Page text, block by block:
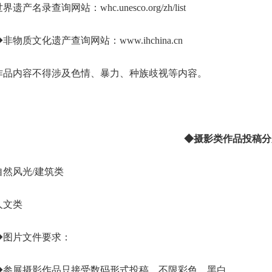
界遗产名录查询网站：whc.unesco.org/zh/list
物质文化遗产查询网站：www.ihchina.cn
品内容不得涉及色情、暴力、种族歧视等内容。
◆摄影类作品投稿
然风光/建筑类
文类
片文件要求：
展摄影作品只接受数码形式投稿，不限彩色、黑白。